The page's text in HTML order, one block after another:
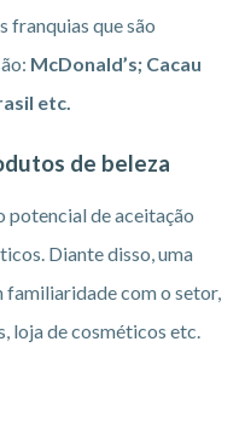
franquias que são
McDonald’s; Cacau
etc.
de beleza
potencial de aceitação
Diante disso, uma
familiaridade com o setor,
loja de cosméticos etc.